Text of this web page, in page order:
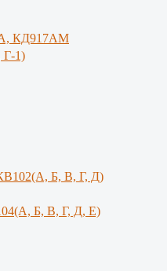
КД917АМ
Г-1)
Б, В, Г, Д)
Б, B, Г, Д, E)